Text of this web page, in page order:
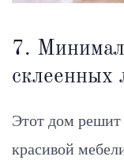
7.
склеенных
Этот дом решит
красивой